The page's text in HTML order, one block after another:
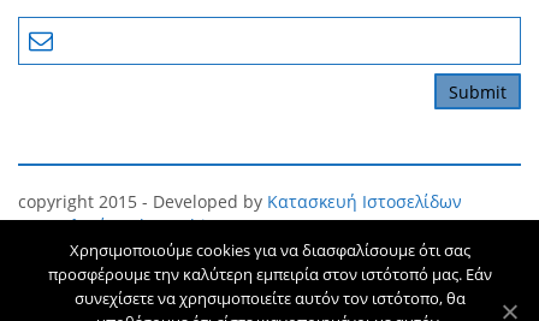
copyright 2015 - Developed by Κατασκευή Ιστοσελίδων
Θεσσαλονίκη The Webians
Όροι και Προϋποθέσεις
Προσωπικό Απόρρητο
Χρησιμοποιούμε cookies για να διασφαλίσουμε ότι σας
προσφέρουμε την καλύτερη εμπειρία στον ιστότοπό μας. Εάν
συνεχίσετε να χρησιμοποιείτε αυτόν τον ιστότοπο, θα